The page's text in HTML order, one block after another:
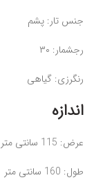
جنس تار: پشم
رجشمار: ۳۰
رنگرزی: گیاهی
اندازه
عرض: 115 سانتی ‌متر
طول: 160 سانتی ‌متر